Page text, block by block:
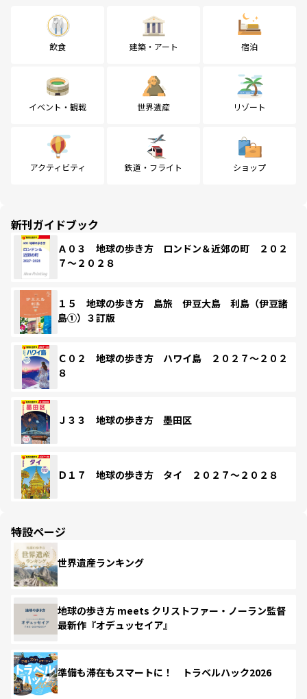
飲食 建築・アート 宿泊
イベント・観戦 世界遺産 リゾート
アクティビティ 鉄道・フライト ショップ
新刊ガイドブック
Ａ０３ 地球の歩き方 ロンドン＆近郊の町 ２０２
７～２０２８
１５ 地球の歩き方 島旅 伊豆大島 利島（伊豆諸
島①）３訂版
Ｃ０２ 地球の歩き方 ハワイ島 ２０２７～２０２
８
Ｊ３３ 地球の歩き方 墨田区
Ｄ１７ 地球の歩き方 タイ ２０２７～２０２８
特設ページ
世界遺産ランキング
地球の歩き方 meets クリストファー・ノーラン監督
最新作『オデュッセイア』
準備も滞在もスマートに！ トラベルハック2026